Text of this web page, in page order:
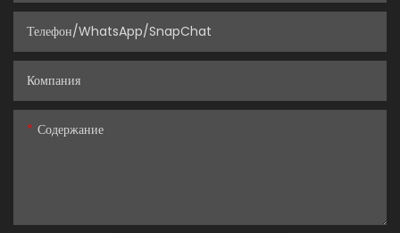
Телефон/WhatsApp/SnapChat
Компания
Содержание